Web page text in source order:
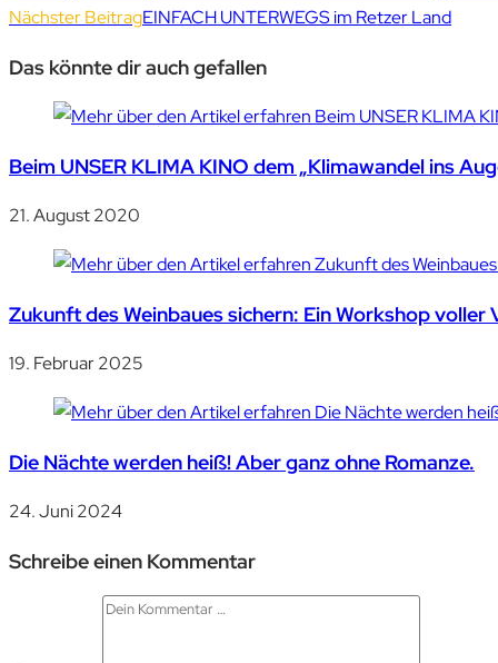
Nächster BeitragEINFACH UNTERWEGS im Retzer Land
Das könnte dir auch gefallen
Beim UNSER KLIMA KINO dem „Klimawandel ins
21. August 2020
Zukunft des Weinbaues sichern: Ein Workshop voller
19. Februar 2025
Die Nächte werden heiß! Aber ganz ohne Romanze.
24. Juni 2024
Schreibe einen Kommentar